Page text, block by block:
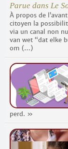
Parue dans Le
À propos de
citoyen la
via un canal non
van wet “dat elke
om (…)
perd. »